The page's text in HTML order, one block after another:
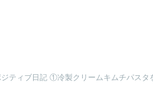
ティブ日記 ①冷製クリームキムチパス